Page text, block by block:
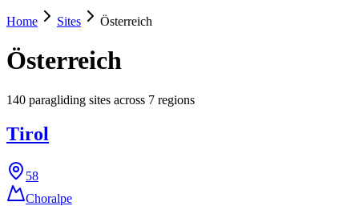
Home Sites Österreich
Österreich
140 paragliding sites across 7 regions
Tirol
58
Choralpe